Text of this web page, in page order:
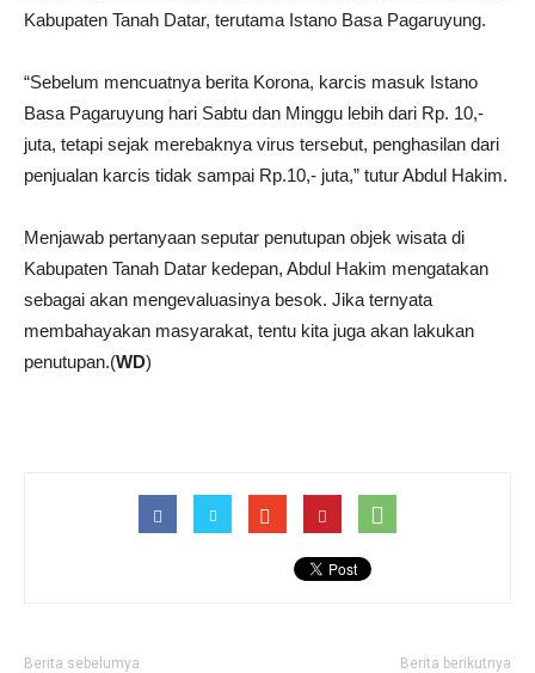
Kabupaten Tanah Datar, terutama Istano Basa Pagaruyung.
“Sebelum mencuatnya berita Korona, karcis masuk Istano
Basa Pagaruyung hari Sabtu dan Minggu lebih dari Rp. 10,-
juta, tetapi sejak merebaknya virus tersebut, penghasilan dari
penjualan karcis tidak sampai Rp.10,- juta,” tutur Abdul Hakim.
Menjawab pertanyaan seputar penutupan objek wisata di
Kabupaten Tanah Datar kedepan, Abdul Hakim mengatakan
sebagai akan mengevaluasinya besok. Jika ternyata
membahayakan masyarakat, tentu kita juga akan lakukan
penutupan.(WD)
Berita sebelumya Berita berikutnya